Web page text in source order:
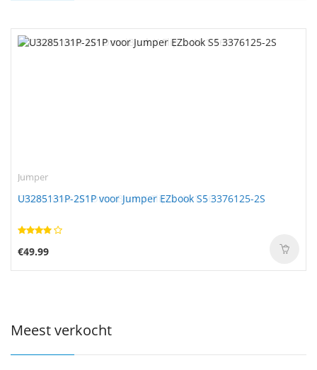
Jumper
U3285131P-2S1P voor Jumper EZbook S5 3376125-2S
€49.99
Meest verkocht